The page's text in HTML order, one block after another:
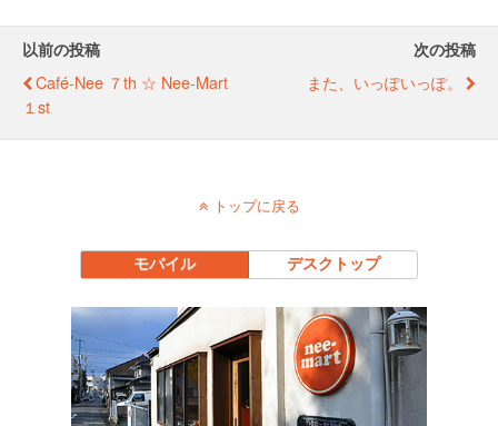
o
k
g
以前の投稿
Café-Nee ７th ☆ Nee-Mart
１st
次の投稿
また、いっぽいっぽ。
トップに戻る
モバイル デスクトップ